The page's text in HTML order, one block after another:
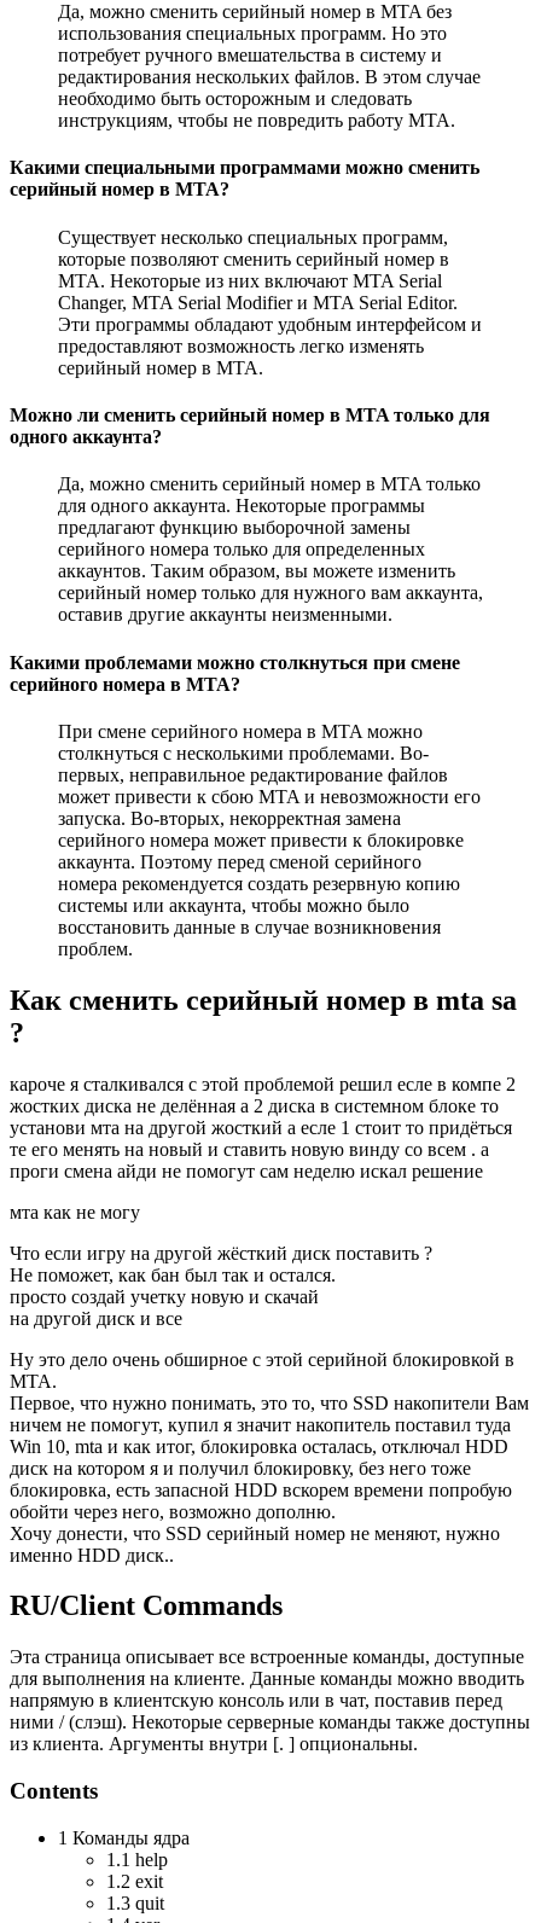
Да, можно сменить серийный номер в MTA без
использования специальных программ. Но это
потребует ручного вмешательства в систему и
редактирования нескольких файлов. В этом случае
необходимо быть осторожным и следовать
инструкциям, чтобы не повредить работу MTA.
Какими специальными программами можно сменить
серийный номер в MTA?
Существует несколько специальных программ,
которые позволяют сменить серийный номер в
MTA. Некоторые из них включают MTA Serial
Changer, MTA Serial Modifier и MTA Serial Editor.
Эти программы обладают удобным интерфейсом и
предоставляют возможность легко изменять
серийный номер в MTA.
Можно ли сменить серийный номер в MTA только для
одного аккаунта?
Да, можно сменить серийный номер в MTA только
для одного аккаунта. Некоторые программы
предлагают функцию выборочной замены
серийного номера только для определенных
аккаунтов. Таким образом, вы можете изменить
серийный номер только для нужного вам аккаунта,
оставив другие аккаунты неизменными.
Какими проблемами можно столкнуться при смене
серийного номера в MTA?
При смене серийного номера в MTA можно
столкнуться с несколькими проблемами. Во-
первых, неправильное редактирование файлов
может привести к сбою MTA и невозможности его
запуска. Во-вторых, некорректная замена
серийного номера может привести к блокировке
аккаунта. Поэтому перед сменой серийного
номера рекомендуется создать резервную копию
системы или аккаунта, чтобы можно было
восстановить данные в случае возникновения
проблем.
Как сменить серийный номер в mta sa
?
кароче я сталкивался с этой проблемой решил есле в компе 2
жостких диска не делённая а 2 диска в системном блоке то
установи мта на другой жосткий а есле 1 стоит то придёться
те его менять на новый и ставить новую винду со всем . а
проги смена айди не помогут сам неделю искал решение
мта как не могу
Что если игру на другой жёсткий диск поставить ?
Не поможет, как бан был так и остался.
просто создай учетку новую и скачай
на другой диск и все
Ну это дело очень обширное с этой серийной блокировкой в
MTA.
Первое, что нужно понимать, это то, что SSD накопители Вам
ничем не помогут, купил я значит накопитель поставил туда
Win 10, mta и как итог, блокировка осталась, отключал HDD
диск на котором я и получил блокировку, без него тоже
блокировка, есть запасной HDD вскорем времени попробую
обойти через него, возможно дополню.
Хочу донести, что SSD серийный номер не меняют, нужно
именно HDD диск..
RU/Client Commands
Эта страница описывает все встроенные команды, доступные
для выполнения на клиенте. Данные команды можно вводить
напрямую в клиентскую консоль или в чат, поставив перед
ними / (слэш). Некоторые серверные команды также доступны
из клиента. Аргументы внутри [. ] опциональны.
Contents
1 Команды ядра
1.1 help
1.2 exit
1.3 quit